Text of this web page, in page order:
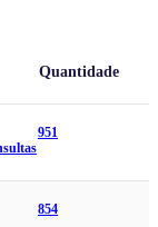
Quantidade
951
854